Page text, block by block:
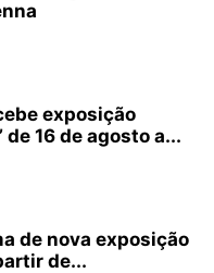
exposição
de 16 de agosto a...
de nova exposição
de...